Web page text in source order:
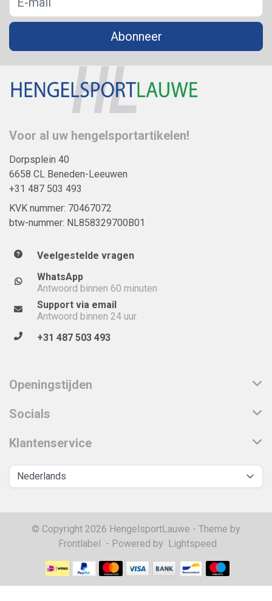
Abonneer
Voor al uw hengelsportartikelen!
Dorpsplein 40
6658 CL Beneden-Leeuwen
+31 487 503 493
KVK nummer: 70467072
btw-nummer: NL858329700B01
Veelgestelde vragen
WhatsApp
Antwoord binnen 60 minuten
Support via email
Antwoord binnen 24 uur
+31 487 503 493
Openingstijden
Socials
Klantenservice
© Copyright 2026 HengelsportLauwe - Theme by
Frontlabel
- Powered by Lightspeed